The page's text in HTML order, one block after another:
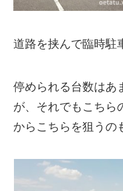
道路を挟んで臨時駐
停められる台数はあ
が、それでもこちら
からこちらを狙うの